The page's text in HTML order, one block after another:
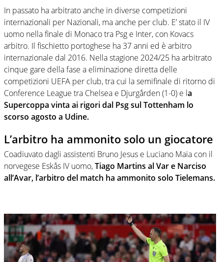
In passato ha arbitrato anche in diverse competizioni
internazionali per Nazionali, ma anche per club. E’ stato il IV
uomo nella finale di Monaco tra Psg e Inter, con Kovacs
arbitro. Il fischietto portoghese ha 37 anni ed è arbitro
internazionale dal 2016. Nella stagione 2024/25 ha arbitrato
cinque gare della fase a eliminazione diretta delle
competizioni UEFA per club, tra cui la semifinale di ritorno di
Conference League tra Chelsea e Djurgården (1-0) e la
Supercoppa vinta ai rigori dal Psg sul Tottenham lo
scorso agosto a Udine.
L’arbitro ha ammonito solo un giocatore
Coadiuvato dagli assistenti Bruno Jesus e Luciano Maia con il
norvegese Eskås IV uomo,Tiago Martins al Var e Narciso
all’Avar, l’arbitro del match ha ammonito solo Tielemans.